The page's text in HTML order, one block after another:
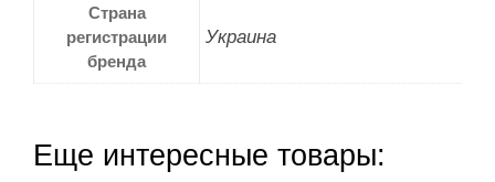
Страна
регистрации
бренда
Украина
Еще интересные товары: